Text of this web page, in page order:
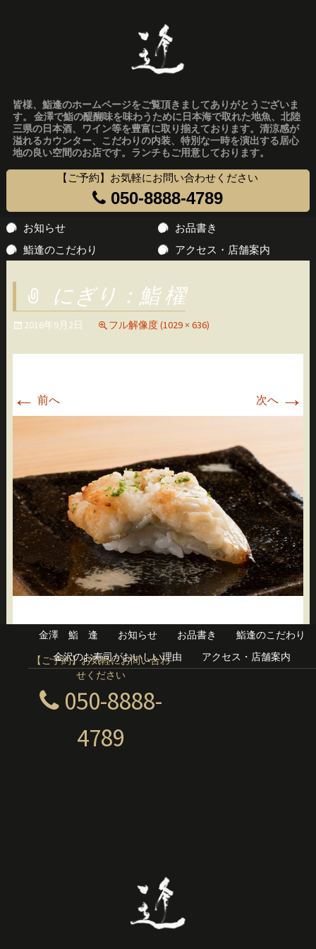
皆様、鮨逢のホームページをご覧頂きましてありがとうございま
す。 金澤で鮨の醍醐味を味わうために日本海で取れた地魚、北陸
三県の日本酒、ワイン等を豊富に取り揃えております。清涼感が
溢れるカウンター、こだわりの内装、特別な一時を演出する居心
地の良い空間のお店です。ランチもご用意しております。
【ご予約】お気軽にお問い合わせください
050-8888-4789
コ
ン
テ
へ
移
お知らせ
お品書き
鮨逢のこだわり
アクセス・店舗案内
にぎり：鮨 櫂
2016年9月2日 フル解像度 (1029 × 636)
← 前へ 次へ →
【ご予約】お気軽にお問い合わ
せください
050-8888-
4789
金澤 鮨 逢 お知らせ お品書き
鮨逢のこだわり
金沢のお寿司がおいしい理由
アクセス・店舗案内